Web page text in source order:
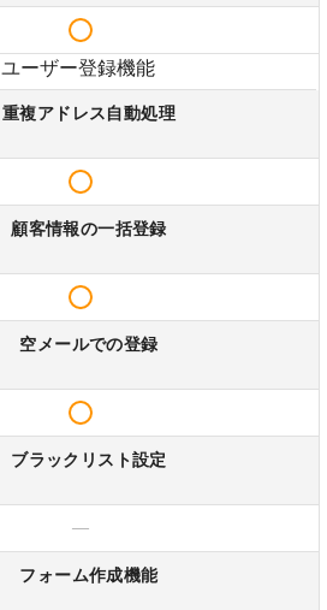
ユーザー登録機能
重複アドレス自動処理
顧客情報の一括登録
空メールでの登録
ブラックリスト設定
—
フォーム作成機能